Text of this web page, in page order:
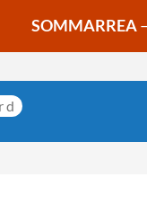
SOMMARREA